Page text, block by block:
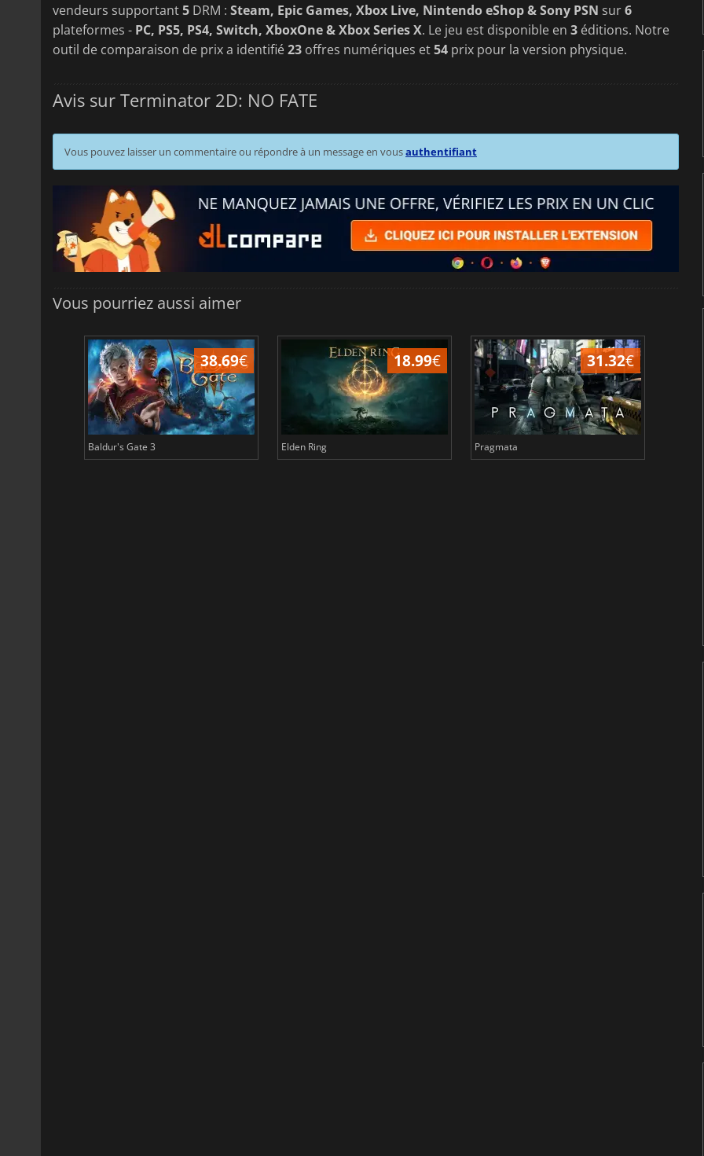
vendeurs supportant5 DRM : Steam, Epic Games, Xbox Live, Nintendo eShop & Sony PSN sur6
plateformes - PC, PS5, PS4, Switch, XboxOne & Xbox Series X. Le jeu est disponible en 3 éditions. Notre
outil de comparaison de prix a identifié23 offres numériques et54 prix pour la version physique.
Avis sur Terminator 2D: NO FATE
Vous pouvez laisser un commentaire ou répondre à un message en vousauthentifiant
Vous pourriez aussi aimer
38.69€
Baldur's Gate 3
18.99€
Elden Ring
31.32€
Pragmata Total